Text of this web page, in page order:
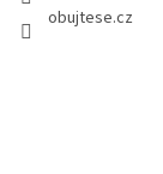
obujtese.cz